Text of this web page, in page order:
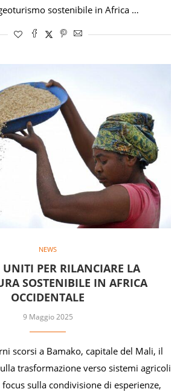
sostenibile in Africa …
NEWS
UNITI PER RILANCIARE LA
SOSTENIBILE IN AFRICA
OCCIDENTALE
9 Maggio 2025
scorsi a Bamako, capitale del Mali, il
trasformazione verso sistemi agricoli
sulla condivisione di esperienze,